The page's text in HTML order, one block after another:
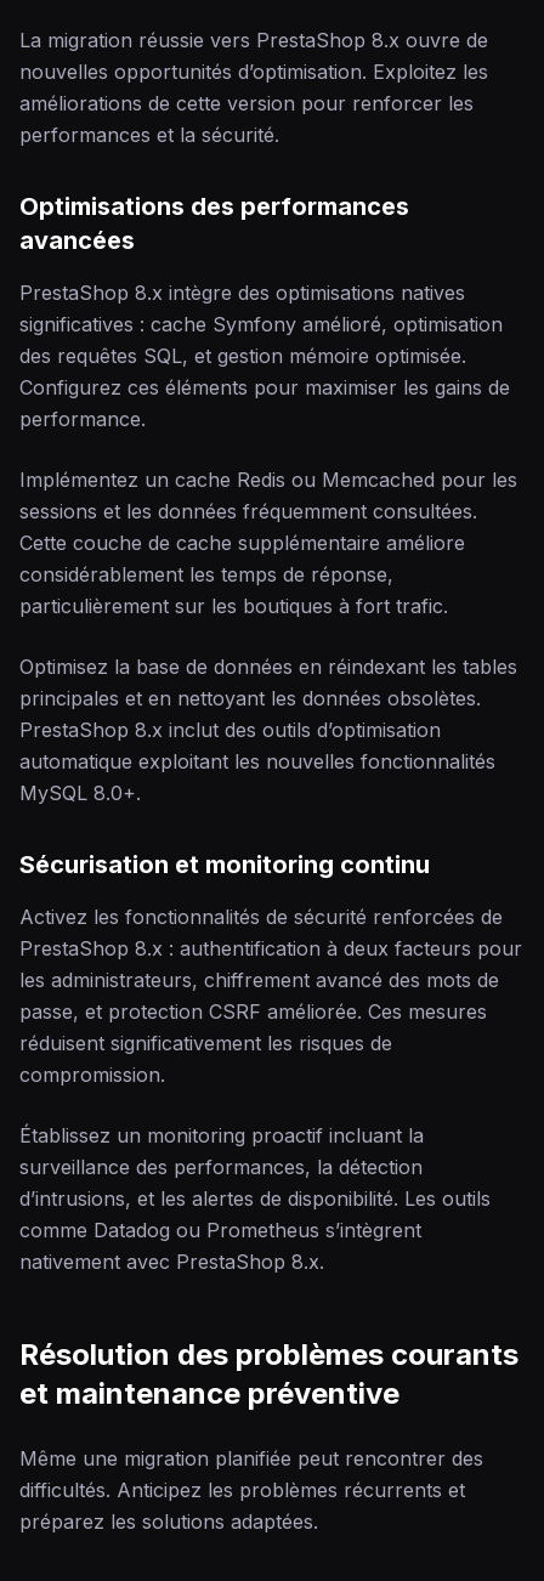
La migration réussie vers PrestaShop 8.x ouvre de
nouvelles opportunités d’optimisation. Exploitez les
améliorations de cette version pour renforcer les
performances et la sécurité.
Optimisations des performances
avancées
PrestaShop 8.x intègre des optimisations natives
significatives : cache Symfony amélioré, optimisation
des requêtes SQL, et gestion mémoire optimisée.
Configurez ces éléments pour maximiser les gains de
performance.
Implémentez un cache Redis ou Memcached pour les
sessions et les données fréquemment consultées.
Cette couche de cache supplémentaire améliore
considérablement les temps de réponse,
particulièrement sur les boutiques à fort trafic.
Optimisez la base de données en réindexant les tables
principales et en nettoyant les données obsolètes.
PrestaShop 8.x inclut des outils d’optimisation
automatique exploitant les nouvelles fonctionnalités
MySQL 8.0+.
Sécurisation et monitoring continu
Activez les fonctionnalités de sécurité renforcées de
PrestaShop 8.x : authentification à deux facteurs pour
les administrateurs, chiffrement avancé des mots de
passe, et protection CSRF améliorée. Ces mesures
réduisent significativement les risques de
compromission.
Établissez un monitoring proactif incluant la
surveillance des performances, la détection
d’intrusions, et les alertes de disponibilité. Les outils
comme Datadog ou Prometheus s’intègrent
nativement avec PrestaShop 8.x.
Résolution des problèmes courants
et maintenance préventive
Même une migration planifiée peut rencontrer des
difficultés. Anticipez les problèmes récurrents et
préparez les solutions adaptées.